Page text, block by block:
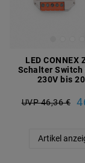
LED CONNEX
Schalter Switch
230V bis
UVP 46,36 €
Artikel